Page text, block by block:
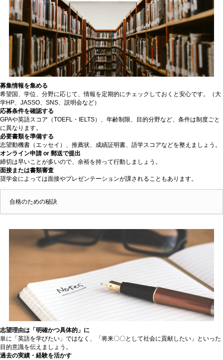
募集情報を集める
希望国、学位、分野に応じて、情報を定期的にチェックしておくと安心です。（大
学HP、JASSO、SNS、説明会など）
応募条件を確認する
GPAや英語スコア（TOEFL・IELTS）、年齢制限、目的分野など、条件は制度ごと
に異なります。
必要書類を準備する
志望動機書（エッセイ）、推薦状、成績証明書、語学スコアなどを整えましょう。
オンライン申請 or 郵送で提出
締切は早いことが多いので、余裕を持って行動しましょう。
面接または書類審査
奨学金によっては面接やプレゼンテーションが課されることもあります。
合格のための秘訣
志望理由は「明確かつ具体的」に
単に「英語を学びたい」ではなく、「将来〇〇として社会に貢献したい」といった
目的意識を伝えましょう。
過去の実績・経験を活かす